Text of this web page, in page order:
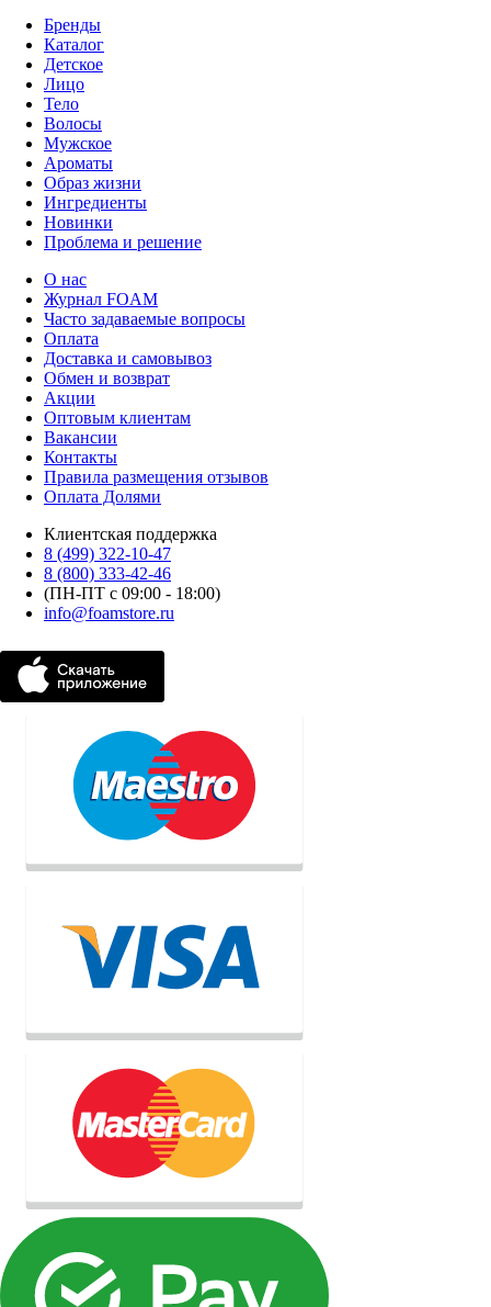
Бренды
Каталог
Детское
Лицо
Тело
Волосы
Мужское
Ароматы
Образ жизни
Ингредиенты
Новинки
Проблема и решение
О нас
Журнал FOAM
Часто задаваемые вопросы
Оплата
Доставка и самовывоз
Обмен и возврат
Акции
Оптовым клиентам
Вакансии
Контакты
Правила размещения отзывов
Оплата Долями
Клиентская поддержка
8 (499) 322-10-47
8 (800) 333-42-46
(ПН-ПТ с 09:00 - 18:00)
info@foamstore.ru